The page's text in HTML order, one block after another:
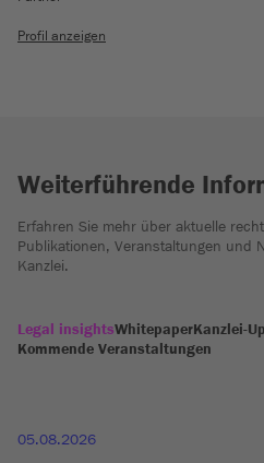
Profil anzeigen
Weiterführende
Erfahren Sie mehr über aktuelle
Publikationen, Veranstaltungen und
Kanzlei.
Legal insightsWhitepaperKanzlei-
Kommende Veranstaltungen
05.08.2026